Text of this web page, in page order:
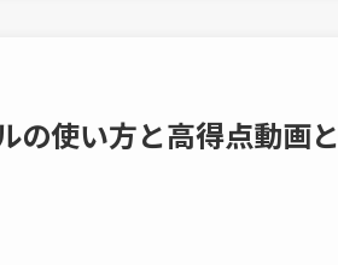
の使い方と高得点動画と